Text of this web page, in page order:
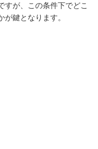
すが、この条件下でどこ
鍵となります。